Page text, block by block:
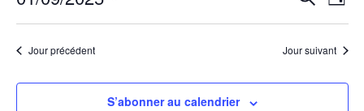
et
de
Jour
Sélectionnez
uneJour précédent Jour suivant
S’abonner au calendrier